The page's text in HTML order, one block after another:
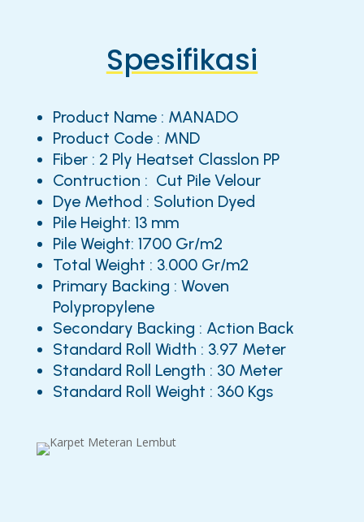
Spesifikasi
Product Name : MANADO
Product Code : MND
Fiber : 2 Ply Heatset Classlon PP
Contruction : Cut Pile Velour
Dye Method : Solution Dyed
Pile Height: 13 mm
Pile Weight: 1700 Gr/m2
Total Weight : 3.000 Gr/m2
Primary Backing : Woven
Polypropylene
Secondary Backing : Action Back
Standard Roll Width : 3.97 Meter
Standard Roll Length : 30 Meter
Standard Roll Weight : 360 Kgs